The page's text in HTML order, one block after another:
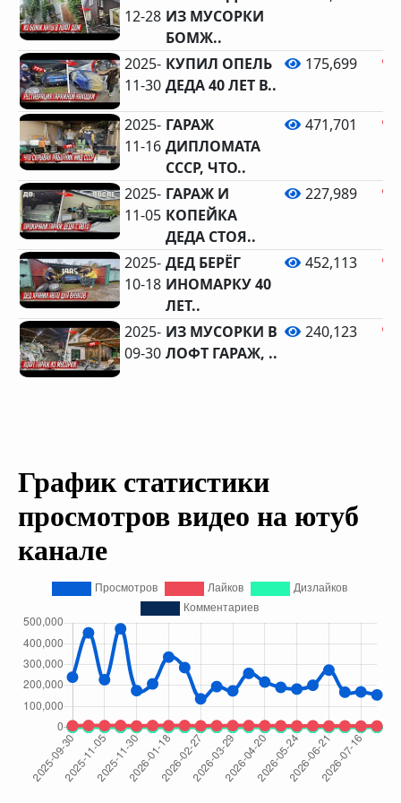
12-28 ИЗ МУСОРКИ
БОМЖ..
2025-
11-30
КУПИЛ ОПЕЛЬ
ДЕДА 40 ЛЕТ В..
175,699
2025-
11-16
ГАРАЖ
ДИПЛОМАТА
СССР, ЧТО..
471,701
2025-
11-05
ГАРАЖ И
КОПЕЙКА
ДЕДА СТОЯ..
227,989
2025-
10-18
ДЕД БЕРЁГ
ИНОМАРКУ 40
ЛЕТ..
452,113
2025-
09-30
ИЗ МУСОРКИ В
ЛОФТ ГАРАЖ, ..
240,123
График статистики
просмотров видео на ютуб
канале